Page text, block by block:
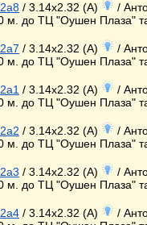
/ 3.14x2.32 (A)
/
м. до ТЦ "Оушен Плаза"
/ 3.14x2.32 (A)
/
м. до ТЦ "Оушен Плаза"
/ 3.14x2.32 (A)
/
м. до ТЦ "Оушен Плаза"
/ 3.14x2.32 (A)
/
м. до ТЦ "Оушен Плаза"
/ 3.14x2.32 (A)
/
м. до ТЦ "Оушен Плаза"
/ 3.14x2.32 (A)
/